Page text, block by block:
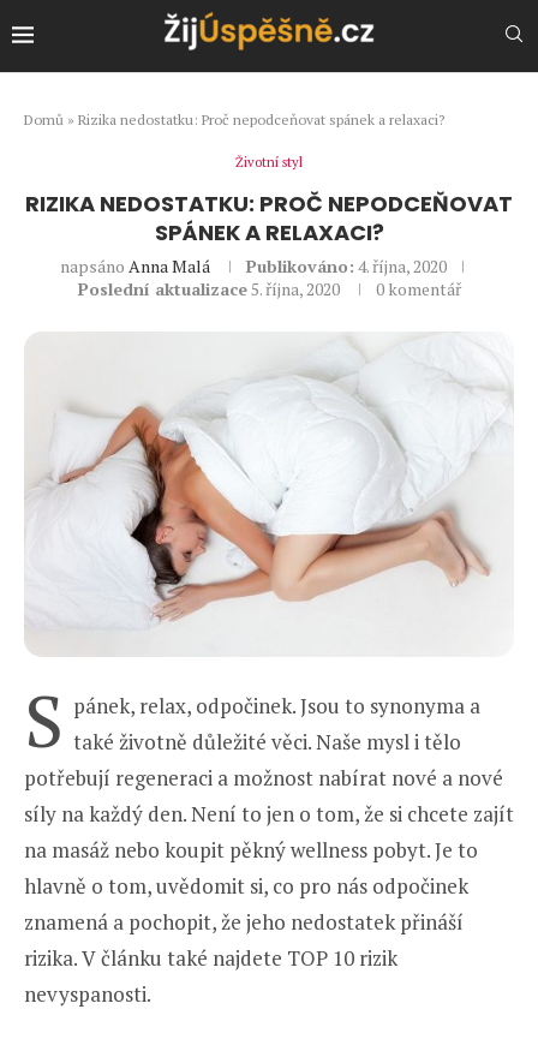
Domů » Rizika nedostatku: Proč nepodceňovat spánek a relaxaci?
Životní styl
RIZIKA NEDOSTATKU: PROČ NEPODCEŇOVAT
SPÁNEK A RELAXACI?
napsáno Anna Malá Publikováno: 4. října, 2020
Poslední aktualizace5. října, 2020 0 komentář
S pánek, relax, odpočinek. Jsou to synonyma a
také životně důležité věci. Naše mysl i tělo
potřebují regeneraci a možnost nabírat nové a nové
síly na každý den. Není to jen o tom, že si chcete zajít
na masáž nebo koupit pěkný wellness pobyt. Je to
hlavně o tom, uvědomit si, co pro nás odpočinek
znamená a pochopit, že jeho nedostatek přináší
rizika. V článku také najdete TOP 10 rizik
nevyspanosti.